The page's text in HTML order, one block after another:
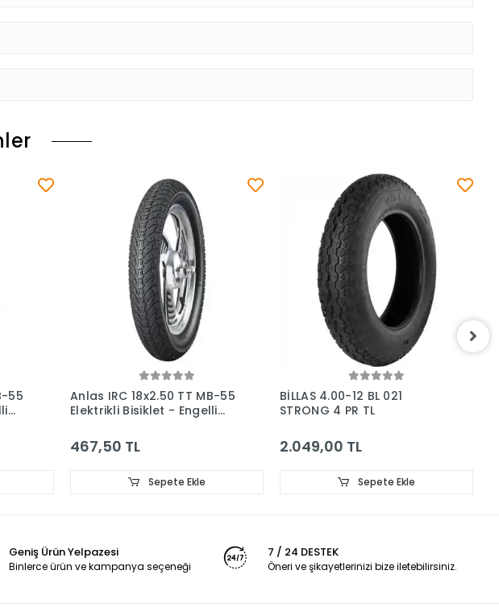
55
Anlas IRC 18x2.50 TT MB-55
Elektrikli Bisiklet - Engelli
467,50 TL
Sepete Ekle
BİLLAS 4.00-12 BL 021
STRONG 4 PR TL
2.049,00 TL
Sepete Ekle
Geniş Ürün Yelpazesi
Binlerce ürün ve kampanya seçeneği
7 / 24 DESTEK
Öneri ve şikayetlerinizi bize iletebilirsiniz.